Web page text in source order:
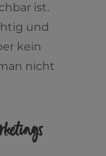
ist.
und
kein
nicht